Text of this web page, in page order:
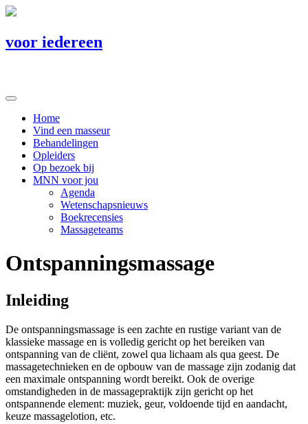
voor iedereen
Home
Vind een masseur
Behandelingen
Opleiders
Op bezoek bij
MNN voor jou
Agenda
Wetenschapsnieuws
Boekrecensies
Massageteams
Ontspanningsmassage
Inleiding
De ontspanningsmassage is een zachte en rustige variant van de
klassieke massage en is volledig gericht op het bereiken van
ontspanning van de cliënt, zowel qua lichaam als qua geest. De
massagetechnieken en de opbouw van de massage zijn zodanig dat
een maximale ontspanning wordt bereikt. Ook de overige
omstandigheden in de massagepraktijk zijn gericht op het
ontspannende element: muziek, geur, voldoende tijd en aandacht,
keuze massagelotion, etc.